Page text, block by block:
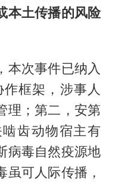
本土传播的风险
本次事件已纳入
框架，涉事人
理；第二，安第
齿动物宿主有
病毒自然疫源地
虽可人际传播，